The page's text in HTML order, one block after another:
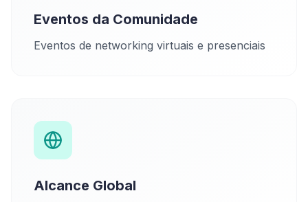
Eventos da Comunidade
Eventos de networking virtuais e presenciais
Alcance Global